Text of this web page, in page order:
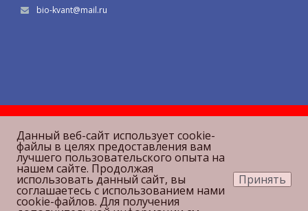
bio-kvant@mail.ru
Данный веб-сайт использует cookie-
файлы в целях предоставления вам
лучшего пользовательского опыта на
нашем сайте. Продолжая
использовать данный сайт, вы
соглашаетесь с использованием нами
cookie-файлов. Для получения
Принять